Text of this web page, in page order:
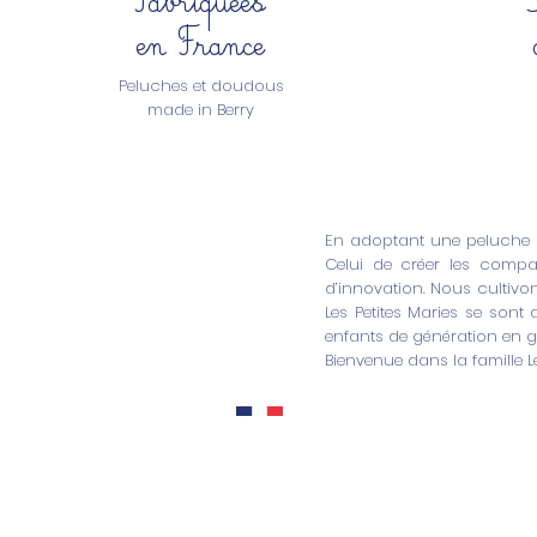
en France
Peluches et doudous
made in Berry
En adoptant une peluche
Celui de créer les
d’innovation. Nous
Les Petites Maries se
enfants de génération en
Bienvenue dans la famille